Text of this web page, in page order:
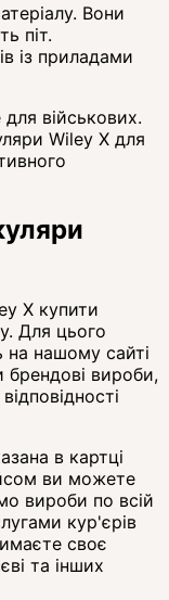
Вони
піт.
із приладами
військових.
Wiley X для
X купити
Для цього
нашому сайті
брендові вироби,
в картці
ви можете
вироби по всій
кур'єрів
своє
та інших